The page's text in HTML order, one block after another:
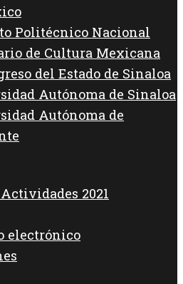
Politécnico Nacional
de Cultura Mexicana
del Estado de Sinaloa
Autónoma de Sinaloa
Autónoma de
2021
electrónico